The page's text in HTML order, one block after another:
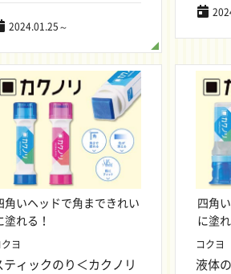
2024.01.25～
角いヘッドで角まできれい
塗れる！
ヨ
ティックのり＜カクノリ
四角
に塗
コクヨ
液体